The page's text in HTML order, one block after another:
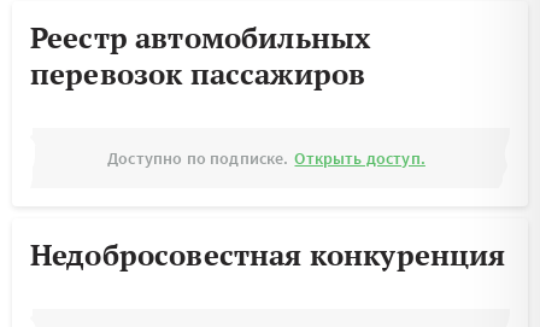
Реестр автомобильных
перевозок пассажиров
Доступно по подписке. Открыть доступ.
Недобросовестная конкуренция